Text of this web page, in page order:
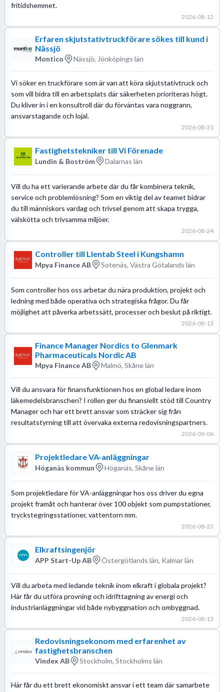
fritidshemmet.
2026-08-12
Erfaren skjutstativtruckförare sökes till kund i
Nässjö
Montico Nässjö, Jönköpings län
Vi söker en truckförare som är van att köra skjutstativtruck och
som vill bidra till en arbetsplats där säkerheten prioriteras högt.
Du kliver in i en konsultroll där du förväntas vara noggrann,
ansvarstagande och lojal.
2026-08-31
Fastighetstekniker till Vi Förenade
Lundin & Boström Dalarnas län
Vill du ha ett varierande arbete där du får kombinera teknik,
service och problemlösning? Som en viktig del av teamet bidrar
du till människors vardag och trivsel genom att skapa trygga,
välskötta och trivsamma miljöer.
2026-08-24
Controller till Llentab Steel i Kungshamn
Mpya Finance AB Sotenäs, Västra Götalands län
Som controller hos oss arbetar du nära produktion, projekt och
ledning med både operativa och strategiska frågor. Du får
möjlighet att påverka arbetssätt, processer och beslut på riktigt.
2026-08-13
Finance Manager Nordics to Glenmark
Pharmaceuticals Nordic AB
Mpya Finance AB Malmö, Skåne län
Vill du ansvara för finansfunktionen hos en global ledare inom
läkemedelsbranschen? I rollen ger du finansiellt stöd till Country
Manager och har ett brett ansvar som sträcker sig från
resultatstyrning till att övervaka externa redovisningspartners.
2026-09-06
Projektledare VA-anläggningar
Höganäs kommun Höganäs, Skåne län
Som projektledare för VA-anläggningar hos oss driver du egna
projekt framåt och hanterar över 100 objekt som pumpstationer,
tryckstegringsstationer, vattentorn mm.
2026-08-23
Elkraftsingenjör
APP Start-Up AB Östergötlands län, Kalmar län
Vill du arbeta med ledande teknik inom elkraft i globala projekt?
Här får du utföra provning och idrifttagning av energi och
industrianläggningar vid både nybyggnation och ombyggnad.
2026-08-13
Redovisningsekonom med erfarenhet av
fastighetsbranschen
Vindex AB Stockholm, Stockholms län
Här får du ett brett ekonomiskt ansvar i ett team där samarbete